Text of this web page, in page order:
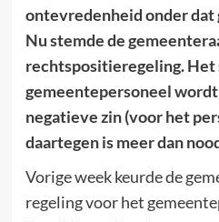
ontevredenheid onder
Nu stemde de
rechtspositieregeling.
gemeentepersoneel wordt
negatieve zin (voor het
daartegen is meer dan
Vorige week keurde de
regeling voor het